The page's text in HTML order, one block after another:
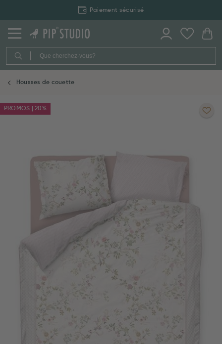
Paiement sécurisé
Housses de couette
PROMOS | 20%